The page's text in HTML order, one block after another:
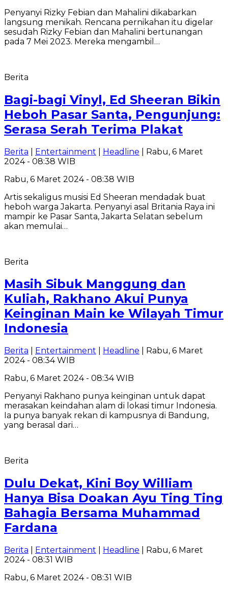
Penyanyi Rizky Febian dan Mahalini dikabarkan
langsung menikah. Rencana pernikahan itu digelar
sesudah Rizky Febian dan Mahalini bertunangan
pada 7 Mei 2023. Mereka mengambil…
Berita
Bagi-bagi Vinyl, Ed Sheeran Bikin
Heboh Pasar Santa, Pengunjung:
Serasa Serah Terima Plakat
Berita Entertainment Headline | Rabu, 6 Maret
2024 - 08:38 WIB
Rabu, 6 Maret 2024 - 08:38 WIB
Artis sekaligus musisi Ed Sheeran mendadak buat
heboh warga Jakarta. Penyanyi asal Britania Raya ini
mampir ke Pasar Santa, Jakarta Selatan sebelum
akan memulai…
Berita
Masih Sibuk Manggung dan
Kuliah, Rakhano Akui Punya
Keinginan Main ke Wilayah Timur
Indonesia
Berita Entertainment Headline | Rabu, 6 Maret
2024 - 08:34 WIB
Rabu, 6 Maret 2024 - 08:34 WIB
Penyanyi Rakhano punya keinginan untuk dapat
merasakan keindahan alam di lokasi timur Indonesia.
Ia punya banyak rekan di kampusnya di Bandung,
yang berasal dari…
Berita
Dulu Dekat, Kini Boy William
Hanya Bisa Doakan Ayu Ting Ting
Bahagia Bersama Muhammad
Fardana
Berita Entertainment Headline | Rabu, 6 Maret
2024 - 08:31 WIB
Rabu, 6 Maret 2024 - 08:31 WIB